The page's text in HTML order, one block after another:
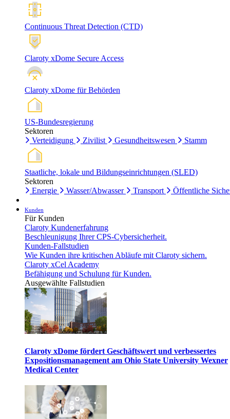
Continuous Threat Detection (CTD)
Claroty xDome Secure Access
Claroty xDome für Behörden
US-Bundesregierung
Sektoren
Verteidigung
Zivilist Gesundheitswesen Stamm
Staatliche, lokale und Bildungseinrichtungen (SLED)
Sektoren
Energie
Wasser/Abwasser Transport Öffentliche
Kunden
Für Kunden
Claroty Kundenerfahrung
Beschleunigung Ihrer CPS-Cybersicherheit.
Kunden-Fallstudien
Wie Kunden ihre kritischen Abläufe mit Claroty sichern.
Claroty xCel Academy
Befähigung und Schulung für Kunden.
Ausgewählte Fallstudien
Claroty xDome fördert Geschäftswert und verbessertes
Expositionsmanagement am Ohio State University Wexner
Medical Center